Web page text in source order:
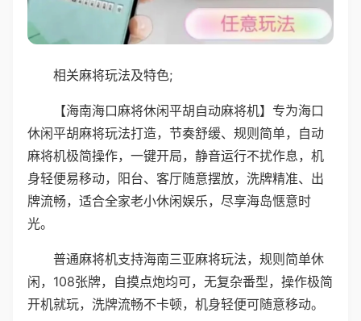
相关麻将玩法及特色;
【海南海口麻将休闲平胡自动麻将机】专为海口
休闲平胡麻将玩法打造，节奏舒缓、规则简单，自动
麻将机极简操作，一键开局，静音运行不扰作息，机
身轻便易移动，阳台、客厅随意摆放，洗牌精准、出
牌流畅，适合全家老小休闲娱乐，尽享海岛惬意时
光。
普通麻将机支持海南三亚麻将玩法，规则简单休
闲，108张牌，自摸点炮均可，无复杂番型，操作极简
开机就玩，洗牌流畅不卡顿，机身轻便可随意移动。